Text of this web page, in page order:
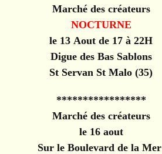
Marché des créateurs
NOCTURNE
le 13 Aout de 17 à 22H
Digue des Bas Sablons
St Servan St Malo (35)
*****************
Marché des créateurs
le 16 aout
Sur le Boulevard de la Mer